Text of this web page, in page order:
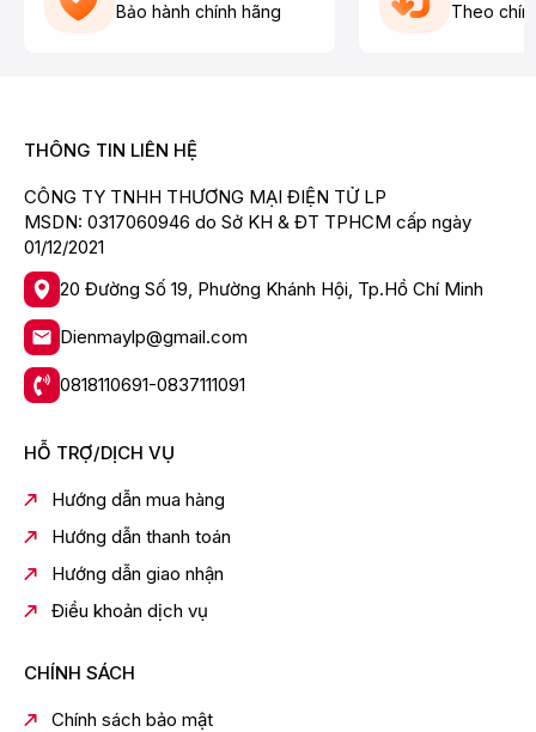
Bảo hành chính hãng Theo
THÔNG TIN LIÊN HỆ
CÔNG TY TNHH THƯƠNG MẠI ĐIỆN TỬ LP
MSDN: 0317060946 do Sở KH & ĐT TPHCM cấp ngày
01/12/2021
20 Đường Số 19, Phường Khánh Hội, Tp.Hồ Chí Minh
Dienmaylp@gmail.com
0818110691-0837111091
HỖ TRỢ/DỊCH VỤ
Hướng dẫn mua hàng
Hướng dẫn thanh toán
Hướng dẫn giao nhận
Điều khoản dịch vụ
CHÍNH SÁCH
Chính sách bảo mật